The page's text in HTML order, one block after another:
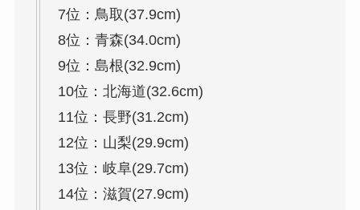
7位：鳥取(37.9cm)
8位：青森(34.0cm)
9位：島根(32.9cm)
10位：北海道(32.6cm)
11位：長野(31.2cm)
12位：山梨(29.9cm)
13位：岐阜(29.7cm)
14位：滋賀(27.9cm)